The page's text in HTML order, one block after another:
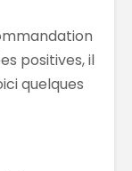
positives, il
quelques